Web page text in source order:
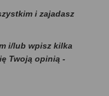
i zajadasz
i/lub wpisz kilka
Twoją opinią -